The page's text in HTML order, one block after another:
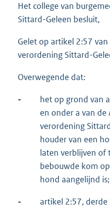
Het college van
Sittard-Geleen besluit,
Gelet op artikel 2:57
verordening Sittard-
Overwegende dat:
-
het op grond van
en onder a van de
verordening
houder van een
laten verblijven of
bebouwde kom
hond aangelijnd is;
-
artikel 2:57, derde